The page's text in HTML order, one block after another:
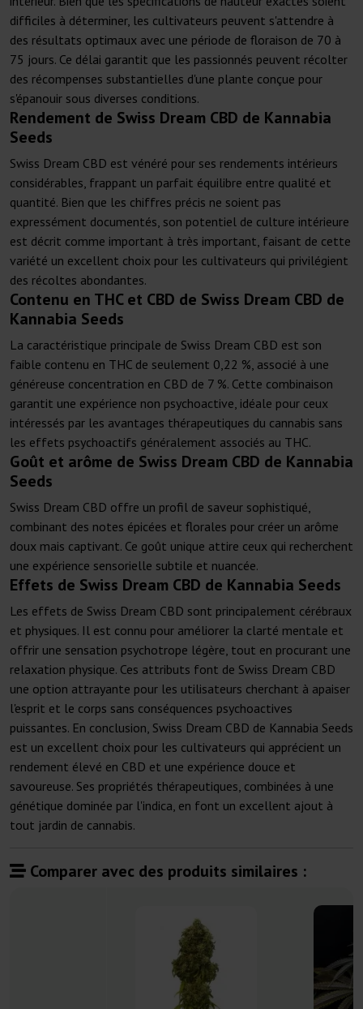
difficiles à déterminer, les cultivateurs peuvent s'attendre à
des résultats optimaux avec une période de floraison de 70 à
75 jours. Ce délai garantit que les passionnés peuvent récolter
des récompenses substantielles d'une plante conçue pour
s'épanouir sous diverses conditions.
Rendement de Swiss Dream CBD de Kannabia
Seeds
Swiss Dream CBD est vénéré pour ses rendements intérieurs
considérables, frappant un parfait équilibre entre qualité et
quantité. Bien que les chiffres précis ne soient pas
expressément documentés, son potentiel de culture intérieure
est décrit comme important à très important, faisant de cette
variété un excellent choix pour les cultivateurs qui privilégient
des récoltes abondantes.
Contenu en THC et CBD de Swiss Dream CBD de
Kannabia Seeds
La caractéristique principale de Swiss Dream CBD est son
faible contenu en THC de seulement 0,22 %, associé à une
généreuse concentration en CBD de 7 %. Cette combinaison
garantit une expérience non psychoactive, idéale pour ceux
intéressés par les avantages thérapeutiques du cannabis sans
les effets psychoactifs généralement associés au THC.
Goût et arôme de Swiss Dream CBD de Kannabia
Seeds
Swiss Dream CBD offre un profil de saveur sophistiqué,
combinant des notes épicées et florales pour créer un arôme
doux mais captivant. Ce goût unique attire ceux qui recherchent
une expérience sensorielle subtile et nuancée.
Effets de Swiss Dream CBD de Kannabia Seeds
Les effets de Swiss Dream CBD sont principalement cérébraux
et physiques. Il est connu pour améliorer la clarté mentale et
offrir une sensation psychotrope légère, tout en procurant une
relaxation physique. Ces attributs font de Swiss Dream CBD
une option attrayante pour les utilisateurs cherchant à apaiser
l'esprit et le corps sans conséquences psychoactives
puissantes. En conclusion, Swiss Dream CBD de Kannabia Seeds
est un excellent choix pour les cultivateurs qui apprécient un
rendement élevé en CBD et une expérience douce et
savoureuse. Ses propriétés thérapeutiques, combinées à une
génétique dominée par l'indica, en font un excellent ajout à
tout jardin de cannabis.
Comparer avec des produits similaires :